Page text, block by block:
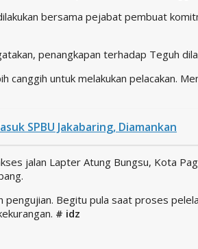
bersama pejabat pembuat
penangkapan terhadap Teguh
untuk melakukan pelacakan.
SPBU Jakabaring, Diamankan
jalan Lapter Atung Bungsu, Kota
Begitu pula saat proses
# idz